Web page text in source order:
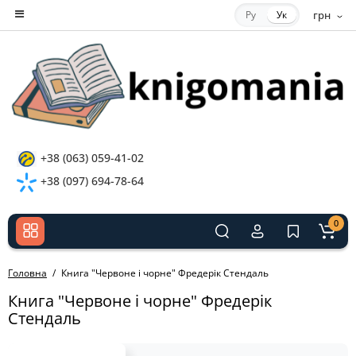
грн
Ру Ук
+38 (063) 059-41-02
+38 (097) 694-78-64
0
Головна Книга "Червоне і чорне" Фредерік Стендаль
Книга "Червоне і чорне" Фредерік
Стендаль